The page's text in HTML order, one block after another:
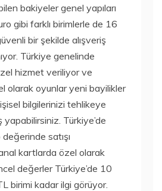
bakiyeler genel yapıları
gibi farklı birimlerle de 16
bir şekilde alışveriş
Türkiye genelinde
hizmet veriliyor ve
olarak oyunlar yeni bayilikler
bilgilerinizi tehlikeye
yapabilirsiniz. Türkiye’de
satışı
kartlarda özel olarak
değerler Türkiye’de 10
birimi kadar ilgi görüyor.